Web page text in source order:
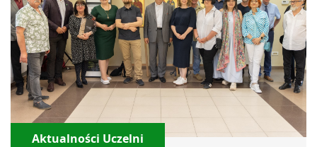
Aktualności Uczelni